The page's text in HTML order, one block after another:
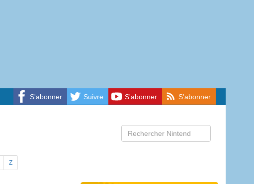
S'abonner Suivre S'abonner S'abonner
Z